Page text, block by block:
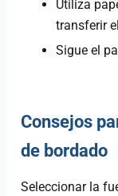
Utiliza
transferir
Sigue el
Consejos
de bordado
Seleccionar la